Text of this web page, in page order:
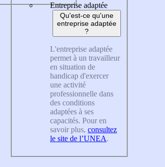
Entreprise adaptée
Qu'est-ce qu'une
entreprise adaptée
?
L'entreprise adaptée
permet à un travailleur
en situation de
handicap d'exercer
une activité
professionnelle dans
des conditions
adaptées à ses
capacités. Pour en
savoir plus, consultez
le site de l’UNEA.